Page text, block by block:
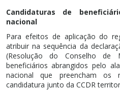
Candidaturas de
nacional
Para efeitos de aplicação do
atribuir na sequência da
(Resolução do Conselho de
beneficiários abrangidos pelo
nacional que preencham os
candidatura junto da CCDR